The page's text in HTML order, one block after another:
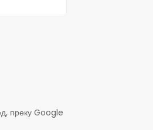
преку Google